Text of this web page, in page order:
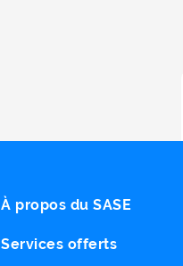
À propos du SASE
Services offerts